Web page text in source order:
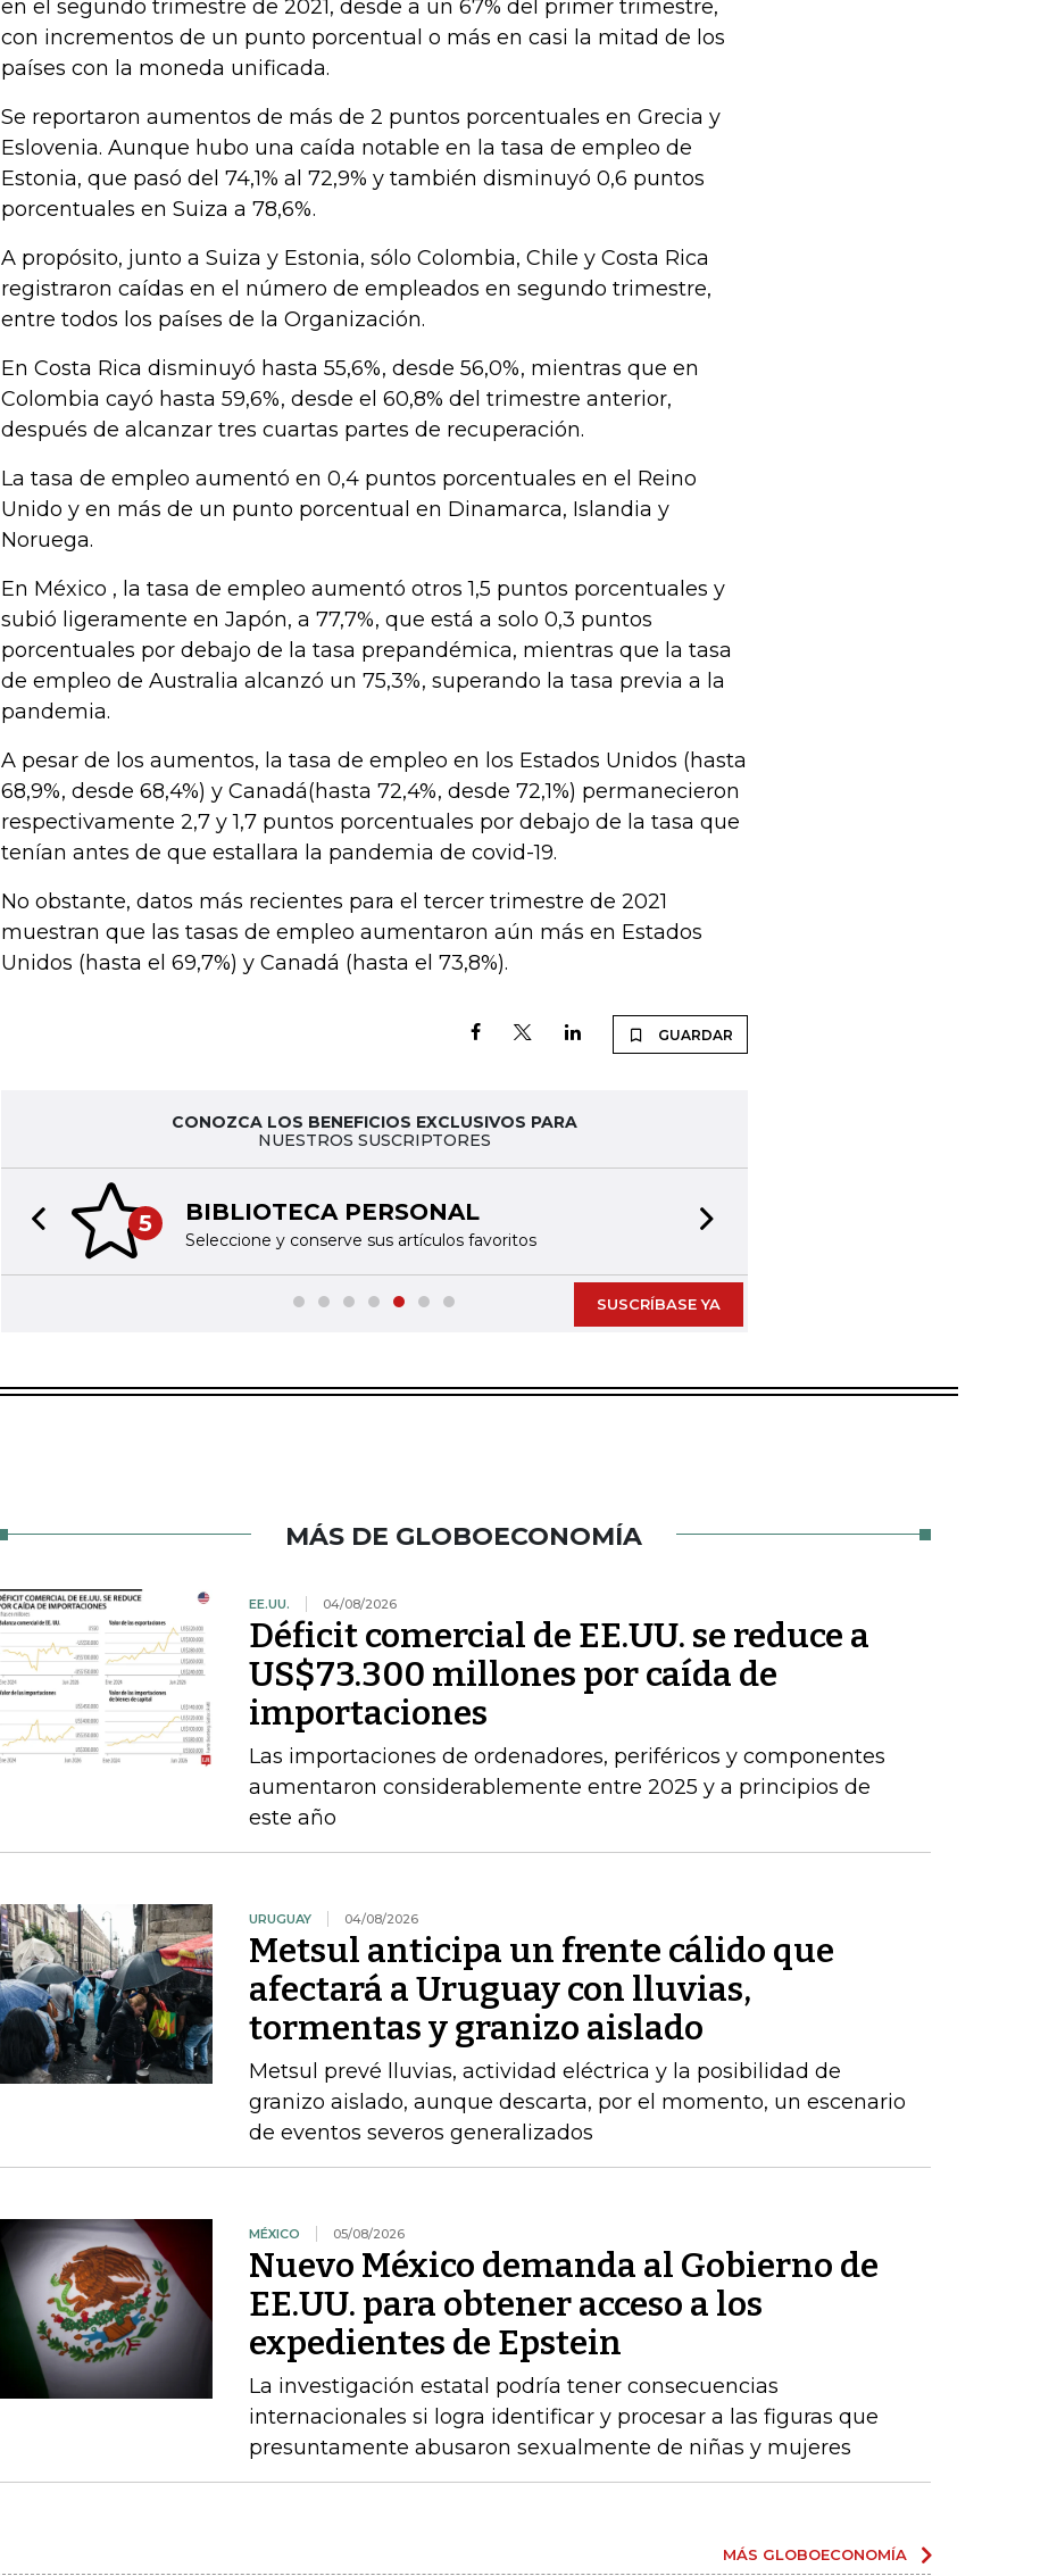
en el segundo trimestre de 2021, desde a un 67% del primer trimestre,
con incrementos de un punto porcentual o más en casi la mitad de los
países con la moneda unificada.
Se reportaron aumentos de más de 2 puntos porcentuales en Grecia y
Eslovenia. Aunque hubo una caída notable en la tasa de empleo de
Estonia, que pasó del 74,1% al 72,9% y también disminuyó 0,6 puntos
porcentuales en Suiza a 78,6%.
A propósito, junto a Suiza y Estonia, sólo Colombia, Chile y Costa Rica
registraron caídas en el número de empleados en segundo trimestre,
entre todos los países de la Organización.
En Costa Rica disminuyó hasta 55,6%, desde 56,0%, mientras que en
Colombia cayó hasta 59,6%, desde el 60,8% del trimestre anterior,
después de alcanzar tres cuartas partes de recuperación.
La tasa de empleo aumentó en 0,4 puntos porcentuales en el Reino
Unido y en más de un punto porcentual en Dinamarca, Islandia y
Noruega.
En México , la tasa de empleo aumentó otros 1,5 puntos porcentuales y
subió ligeramente en Japón, a 77,7%, que está a solo 0,3 puntos
porcentuales por debajo de la tasa prepandémica, mientras que la tasa
de empleo de Australia alcanzó un 75,3%, superando la tasa previa a la
pandemia.
A pesar de los aumentos, la tasa de empleo en los Estados Unidos (hasta
68,9%, desde 68,4%) y Canadá(hasta 72,4%, desde 72,1%) permanecieron
respectivamente 2,7 y 1,7 puntos porcentuales por debajo de la tasa que
tenían antes de que estallara la pandemia de covid-19.
No obstante, datos más recientes para el tercer trimestre de 2021
muestran que las tasas de empleo aumentaron aún más en Estados
Unidos (hasta el 69,7%) y Canadá (hasta el 73,8%).
GUARDAR
CONOZCA LOS BENEFICIOS EXCLUSIVOS PARA
NUESTROS SUSCRIPTORES
5 BIBLIOTECA PERSONAL
Seleccione y conserve sus artículos favoritos
Previous slide
SUSCRÍBASE YA
MÁS DE GLOBOECONOMÍA
EE.UU. 04/08/2026
Déficit comercial de EE.UU. se reduce a
US$73.300 millones por caída de
importaciones
Las importaciones de ordenadores, periféricos y componentes
aumentaron considerablemente entre 2025 y a principios de
este año
URUGUAY 04/08/2026
Metsul anticipa un frente cálido que
afectará a Uruguay con lluvias,
tormentas y granizo aislado
Metsul prevé lluvias, actividad eléctrica y la posibilidad de
granizo aislado, aunque descarta, por el momento, un escenario
de eventos severos generalizados
MÉXICO 05/08/2026
Nuevo México demanda al Gobierno de
EE.UU. para obtener acceso a los
expedientes de Epstein
La investigación estatal podría tener consecuencias
internacionales si logra identificar y procesar a las figuras que
presuntamente abusaron sexualmente de niñas y mujeres
MÁS GLOBOECONOMÍA